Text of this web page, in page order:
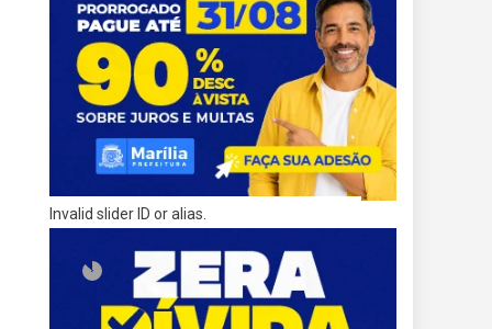
Invalid slider ID or alias.